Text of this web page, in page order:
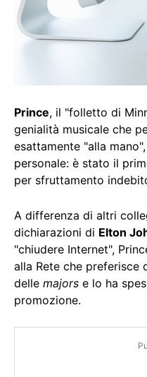
Prince, il "folletto di
genialità musicale che
esattamente "alla
personale: è stato il
per sfruttamento
A differenza di altri
dichiarazioni di Elton
"chiudere Internet",
alla Rete che preferisce
delle majors e lo ha
promozione.